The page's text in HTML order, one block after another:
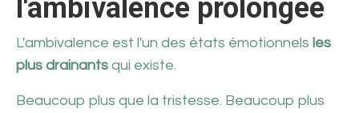
l'ambivalence prolongée
L'ambivalence est l'un des états émotionnels les
plus drainants qui existe.
Beaucoup plus que la tristesse. Beaucoup plus